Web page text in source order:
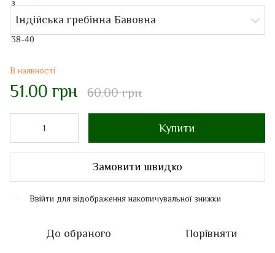
Індійська гребінна Бавовна
В наявності
51.00 грн 60.00 грн
Купити
Замовити швидко
% Ввійти для відображення накопичувальної знижки
До обраного Порівняти